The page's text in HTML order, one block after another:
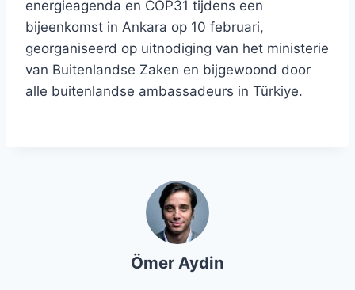
energieagenda en COP31 tijdens een
bijeenkomst in Ankara op 10 februari,
georganiseerd op uitnodiging van het ministerie
van Buitenlandse Zaken en bijgewoond door
alle buitenlandse ambassadeurs in Türkiye.
Ömer Aydin